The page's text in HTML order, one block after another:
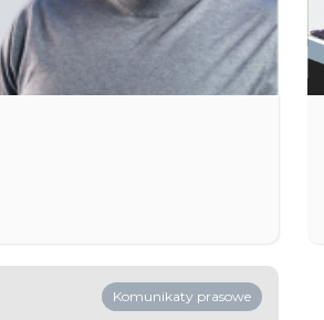
Komunikaty prasowe